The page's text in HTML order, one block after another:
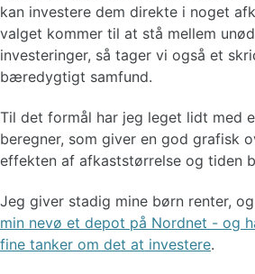
kan investere dem direkte i noget
valget kommer til at stå mellem
investeringer, så tager vi også et
bæredygtigt samfund.
Til det formål har jeg leget lidt med
beregner, som giver en god grafisk
effekten af afkaststørrelse og tiden
Jeg giver stadig mine børn renter,
min nevø et depot på Nordnet - og
fine tanker om det at investere.